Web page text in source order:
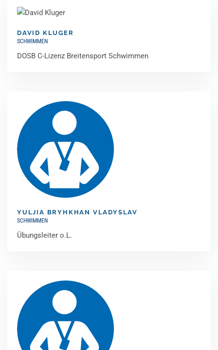
DAVID KLUGER
SCHWIMMEN
DOSB C-Lizenz Breitensport Schwimmen
YULJIA BRYHKHAN VLADYSLAV
SCHWIMMEN
Übungsleiter o.L.